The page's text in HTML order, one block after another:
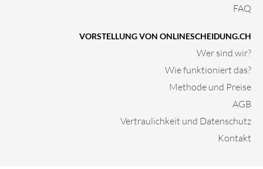
FAQ
VORSTELLUNG VON ONLINESCHEIDUNG.CH
Wer sind wir?
Wie funktioniert das?
Methode und Preise
AGB
Vertraulichkeit und Datenschutz
Kontakt